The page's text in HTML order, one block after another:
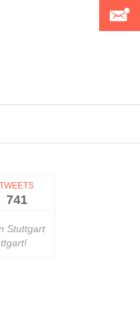
TWEETS
741
Stuttgart